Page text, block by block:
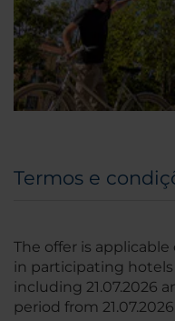
Termos e
The offer is
in participating
including 21.07.2026
period from 21.07.2026